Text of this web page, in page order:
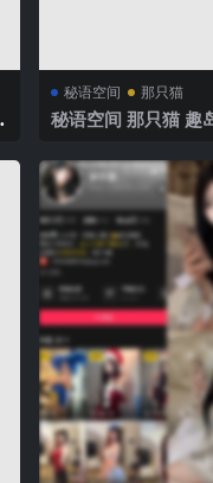
秘语空间 那只猫
秘语空间 那只猫 趣
最新完整版